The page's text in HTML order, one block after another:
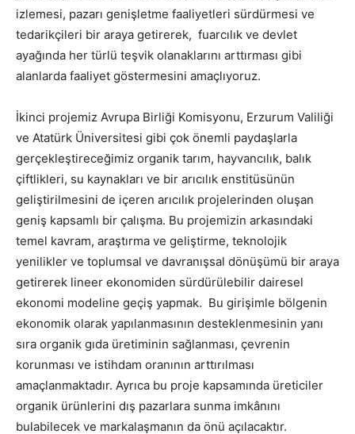
izlemesi, pazarı genişletme faaliyetleri sürdürmesi ve
tedarikçileri bir araya getirerek, fuarcılık ve devlet
ayağında her türlü teşvik olanaklarını arttırması gibi
alanlarda faaliyet göstermesini amaçlıyoruz.
İkinci projemiz Avrupa Birliği Komisyonu, Erzurum Valiliği
ve Atatürk Üniversitesi gibi çok önemli paydaşlarla
gerçekleştireceğimiz organik tarım, hayvancılık, balık
çiftlikleri, su kaynakları ve bir arıcılık enstitüsünün
geliştirilmesini de içeren arıcılık projelerinden oluşan
geniş kapsamlı bir çalışma. Bu projemizin arkasındaki
temel kavram, araştırma ve geliştirme, teknolojik
yenilikler ve toplumsal ve davranışsal dönüşümü bir araya
getirerek lineer ekonomiden sürdürülebilir dairesel
ekonomi modeline geçiş yapmak. Bu girişimle bölgenin
ekonomik olarak yapılanmasının desteklenmesinin yanı
sıra organik gıda üretiminin sağlanması, çevrenin
korunması ve istihdam oranının arttırılması
amaçlanmaktadır. Ayrıca bu proje kapsamında üreticiler
organik ürünlerini dış pazarlara sunma imkânını
bulabilecek ve markalaşmanın da önü açılacaktır.